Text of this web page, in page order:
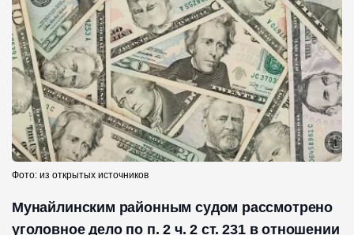
Фото: из открытых источников
Мунайлинским районным судом рассмотрено
уголовное дело по п. 2 ч. 2 ст. 231 в отношении